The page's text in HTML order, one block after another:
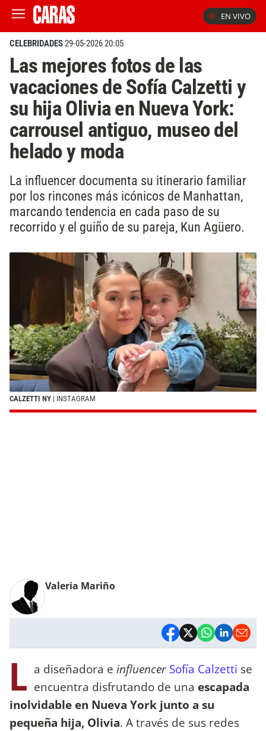
EN VIVO
CELEBRIDADES29-05-2026 20:05
Las mejores fotos de las
vacaciones de Sofía Calzetti y
su hija Olivia en Nueva York:
carrousel antiguo, museo del
helado y moda
La influencer documenta su itinerario familiar
por los rincones más icónicos de Manhattan,
marcando tendencia en cada paso de su
recorrido y el guiño de su pareja, Kun Agüero.
CALZETTI NY | INSTAGRAM
Valeria Mariño
L a diseñadora e influencer Sofía Calzetti se
encuentra disfrutando de una escapada
inolvidable en Nueva York junto a su
pequeña hija, Olivia. A través de sus redes